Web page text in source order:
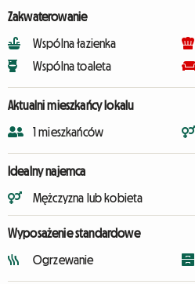
Zakwaterowanie
Wspólna łazienka
Wspólna toaleta
Aktualni mieszkańcy lokalu
1 mieszkańców
Idealny najemca
Mężczyzna lub kobieta
Wyposażenie standardowe
Ogrzewanie